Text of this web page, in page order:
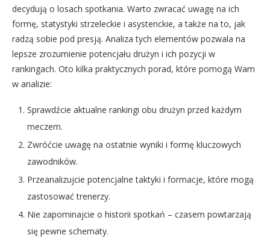
decydują o losach spotkania. Warto zwracać uwagę na ich
formę, statystyki strzeleckie i asystenckie, a także na to, jak
radzą sobie pod presją. Analiza tych elementów pozwala na
lepsze zrozumienie potencjału drużyn i ich pozycji w
rankingach. Oto kilka praktycznych porad, które pomogą Wam
w analizie:
Sprawdźcie aktualne rankingi obu drużyn przed każdym
meczem.
Zwróćcie uwagę na ostatnie wyniki i formę kluczowych
zawodników.
Przeanalizujcie potencjalne taktyki i formacje, które mogą
zastosować trenerzy.
Nie zapominajcie o historii spotkań – czasem powtarzają
się pewne schematy.